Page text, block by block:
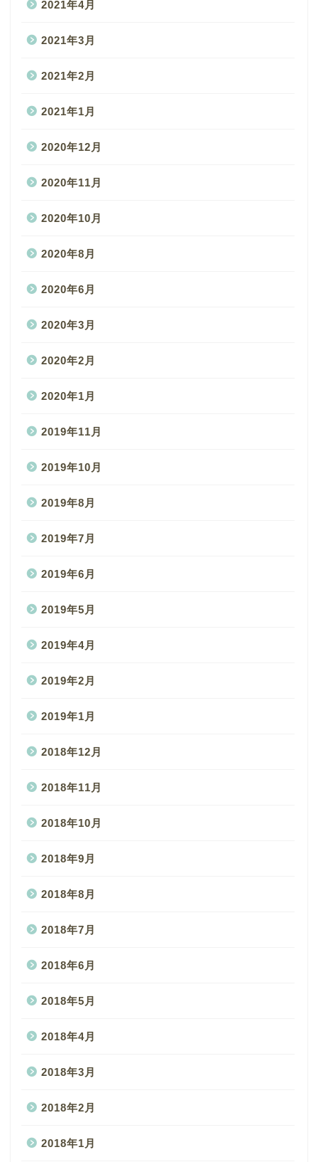
2021年4月
2021年3月
2021年2月
2021年1月
2020年12月
2020年11月
2020年10月
2020年8月
2020年6月
2020年3月
2020年2月
2020年1月
2019年11月
2019年10月
2019年8月
2019年7月
2019年6月
2019年5月
2019年4月
2019年2月
2019年1月
2018年12月
2018年11月
2018年10月
2018年9月
2018年8月
2018年7月
2018年6月
2018年5月
2018年4月
2018年3月
2018年2月
2018年1月